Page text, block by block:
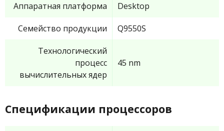
Аппаратная платформа Desktop
Семейство продукции Q9550S
Технологический
процесс
вычислительных ядер
45 nm
Спецификации процессоров